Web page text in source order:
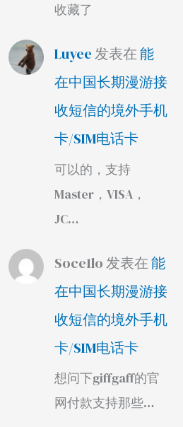
收藏了
Luyee发表在能
在中国长期漫游接
收短信的境外手机
卡/SIM电话卡
可以的，支持
Master，VISA，
JC…
Soce1lo发表在能
在中国长期漫游接
收短信的境外手机
卡/SIM电话卡
想问下giffgaff的官
网付款支持那些…